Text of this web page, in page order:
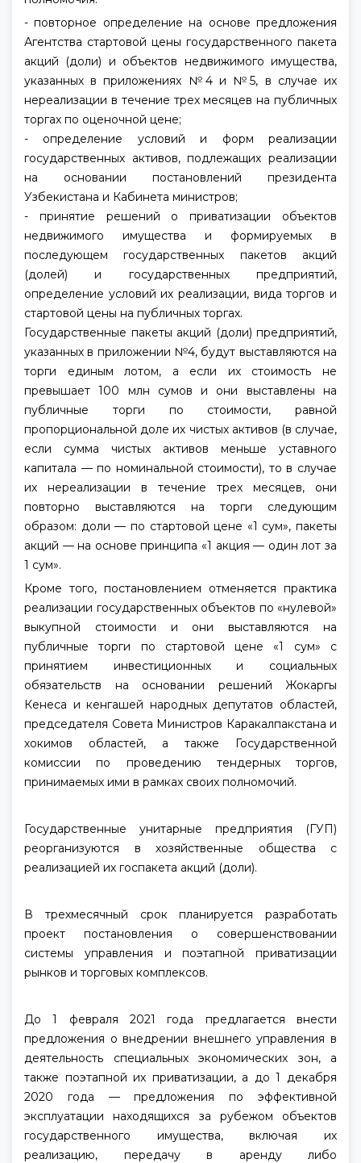
- повторное определение на основе предложения
Агентства стартовой цены государственного пакета
акций (доли) и объектов недвижимого имущества,
указанных в приложениях №4 и №5, в случае их
нереализации в течение трех месяцев на публичных
торгах по оценочной цене;
- определение условий и форм реализации
государственных активов, подлежащих реализации
на основании постановлений президента
Узбекистана и Кабинета министров;
- принятие решений о приватизации объектов
недвижимого имущества и формируемых в
последующем государственных пакетов акций
(долей) и государственных предприятий,
определение условий их реализации, вида торгов и
стартовой цены на публичных торгах.
Государственные пакеты акций (доли) предприятий,
указанных в приложении №4, будут выставляются на
торги единым лотом, а если их стоимость не
превышает 100 млн сумов и они выставлены на
публичные торги по стоимости, равной
пропорциональной доле их чистых активов (в случае,
если сумма чистых активов меньше уставного
капитала — по номинальной стоимости), то в случае
их нереализации в течение трех месяцев, они
повторно выставляются на торги следующим
образом: доли — по стартовой цене «1 сум», пакеты
акций — на основе принципа «1 акция — один лот за
1 сум».
Кроме того, постановлением отменяется практика
реализации государственных объектов по «нулевой»
выкупной стоимости и они выставляются на
публичные торги по стартовой цене «1 сум» с
принятием инвестиционных и социальных
обязательств на основании решений Жокаргы
Кенеса и кенгашей народных депутатов областей,
председателя Совета Министров Каракалпакстана и
хокимов областей, а также Государственной
комиссии по проведению тендерных торгов,
принимаемых ими в рамках своих полномочий.
Государственные унитарные предприятия (ГУП)
реорганизуются в хозяйственные общества с
реализацией их госпакета акций (доли).
В трехмесячный срок планируется разработать
проект постановления о совершенствовании
системы управления и поэтапной приватизации
рынков и торговых комплексов.
До 1 февраля 2021 года предлагается внести
предложения о внедрении внешнего управления в
деятельность специальных экономических зон, а
также поэтапной их приватизации, а до 1 декабря
2020 года — предложения по эффективной
эксплуатации находящихся за рубежом объектов
государственного имущества, включая их
реализацию, передачу в аренду либо